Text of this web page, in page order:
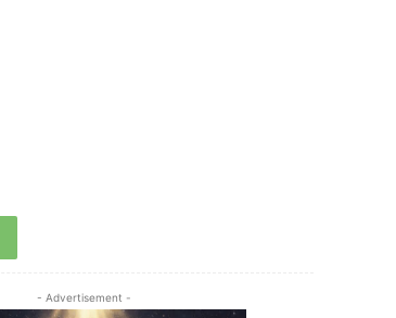
- Advertisement -